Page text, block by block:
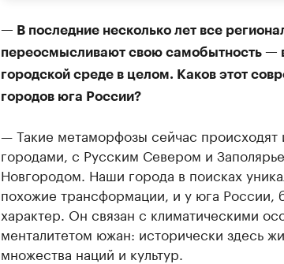
— В последние несколько лет все
переосмысливают свою самобытность —
городской среде в целом. Каков этот
городов юга России?
— Такие метаморфозы сейчас
городами, с Русским Севером и
Новгородом. Наши города в поисках
похожие трансформации, и у юга России,
характер. Он связан с климатическими
менталитетом южан: исторически здесь
множества наций и культур.